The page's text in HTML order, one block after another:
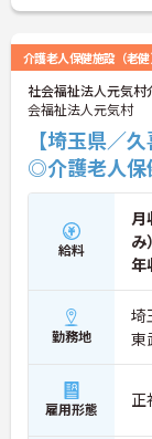
ご興味ある方に
い！
介護老人保健施設（老健
社会福祉法人元気
会福祉法人元気村
【埼玉県／
◎介護老人保
給料
月
み）
年
勤務地
埼
東
雇用形態 正